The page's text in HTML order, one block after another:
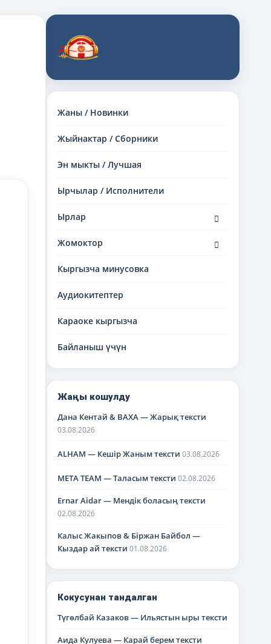
Жаны / Новинки
Жыйнактар / Сборники
Эн мыкты / Лучшая
Ырчылар / Исполнители
Ырлар
дочернее
Жомоктор
дочернее
Кыргызча минусовка
Аудиокитептер
Караоке кыргызча
Байланыш үчүн
Жаңы кошулду
Дана Кентай & BAXA — Жарық тексти
03.08.2026
ALHAM — Кешір Жаным тексти 03.08.2026
META TEAM — Таласым тексти 02.08.2026
Ernar Aidar — Мендік боласың тексти
02.08.2026
Калыс Жакыпов & Біржан Байбол —
Кыздар ай тексти 01.08.2026
Кокусунан тандалган
Түгөлбай Казаков — Ильястын ыры тексти
Аида Кулуева — Карай берем тексти